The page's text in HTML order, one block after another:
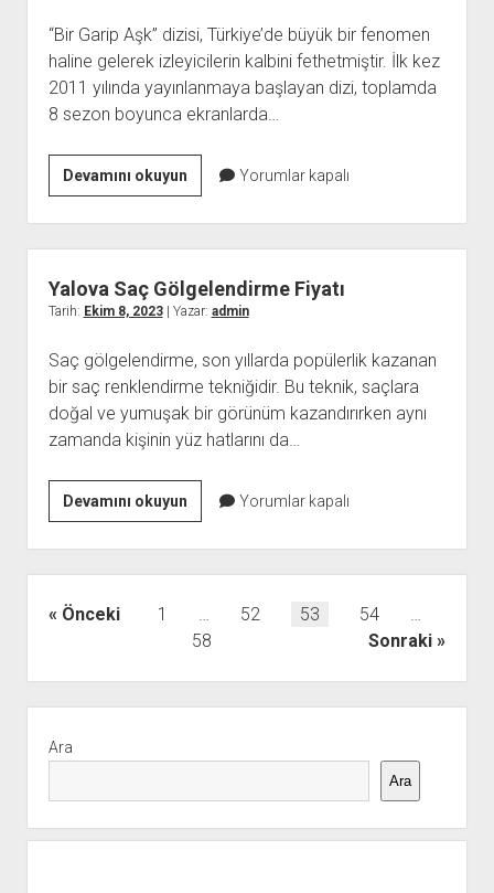
“Bir Garip Aşk” dizisi, Türkiye’de büyük bir fenomen
haline gelerek izleyicilerin kalbini fethetmiştir. İlk kez
2011 yılında yayınlanmaya başlayan dizi, toplamda
8 sezon boyunca ekranlarda…
Devamını okuyunAna
içeriğe
atlaAraç
çubuğuna
atla
WordPress
Kadın
Fantezi
İç
Giyim
güncelleme
mevcut
109109
yorum
Yeni
Yazıyı
görüntüle
SEOİndeks
Yorumlar kapalı
Yalova Saç Gölgelendirme Fiyatı
Tarih: Ekim 8, 2023| Yazar: admin
Saç gölgelendirme, son yıllarda popülerlik kazanan
bir saç renklendirme tekniğidir. Bu teknik, saçlara
doğal ve yumuşak bir görünüm kazandırırken aynı
zamanda kişinin yüz hatlarını da…
Devamını okuyunYalova
Saç
Gölgelendirme
Fiyatı
Yorumlar kapalı
YazıÖnceki 1 … 52 53 54
…
58
Sonraki
Menü
Ara
Ara